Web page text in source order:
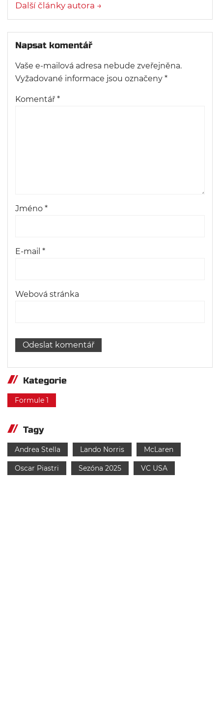
Další články autora →
Napsat komentář
Vaše e-mailová adresa nebude zveřejněna.
Vyžadované informace jsou označeny *
Komentář *
Jméno *
E-mail *
Webová stránka
Kategorie
Formule 1
Tagy
Andrea Stella Lando Norris McLaren
Oscar Piastri Sezóna 2025 VC USA